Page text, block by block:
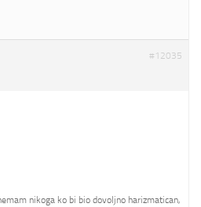
#12035
nikoga ko bi bio dovoljno harizmatican,